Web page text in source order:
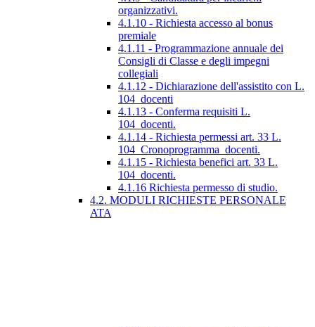
organizzativi.
4.1.10 - Richiesta accesso al bonus
premiale
4.1.11 - Programmazione annuale dei
Consigli di Classe e degli impegni
collegiali
4.1.12 - Dichiarazione dell'assistito con L.
104_docenti
4.1.13 - Conferma requisiti L.
104_docenti.
4.1.14 - Richiesta permessi art. 33 L.
104_Cronoprogramma_docenti.
4.1.15 - Richiesta benefici art. 33 L.
104_docenti.
4.1.16 Richiesta permesso di studio.
4.2. MODULI RICHIESTE PERSONALE
ATA